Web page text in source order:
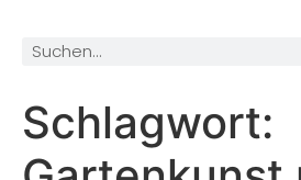
Schlagwort: